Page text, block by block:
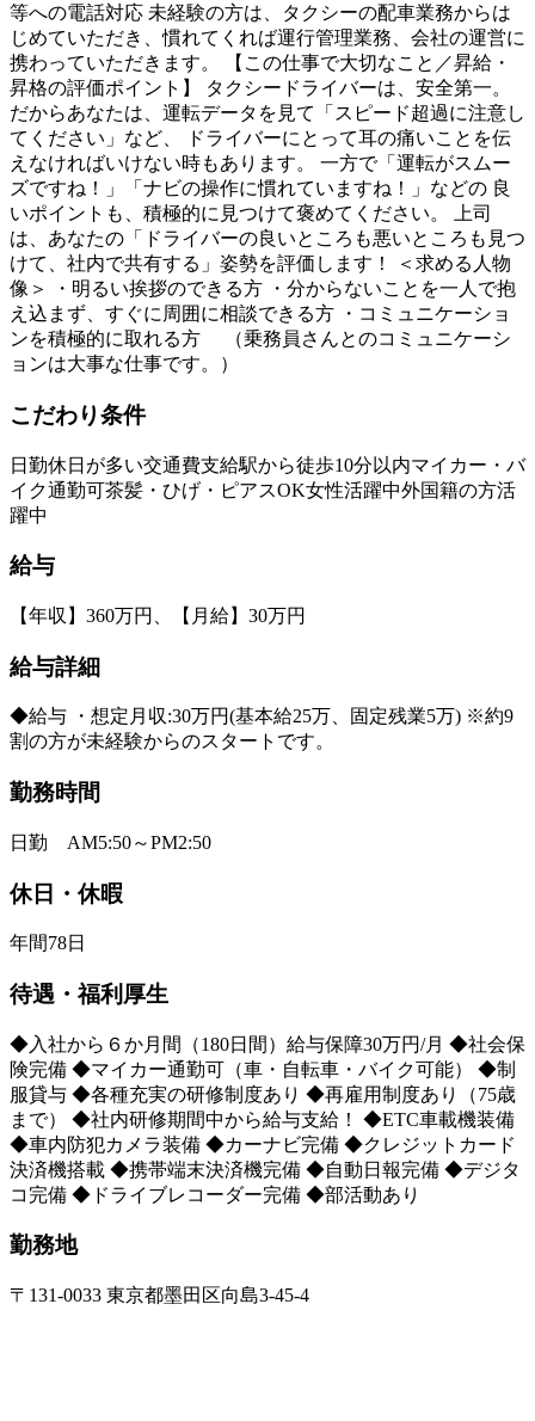
等への電話対応 未経験の方は、タクシーの配車業務からは
じめていただき、慣れてくれば運行管理業務、会社の運営に
携わっていただきます。 【この仕事で大切なこと／昇給・
昇格の評価ポイント】 タクシードライバーは、安全第一。
だからあなたは、運転データを見て「スピード超過に注意し
てください」など、 ドライバーにとって耳の痛いことを伝
えなければいけない時もあります。 一方で「運転がスムー
ズですね！」「ナビの操作に慣れていますね！」などの 良
いポイントも、積極的に見つけて褒めてください。 上司
は、あなたの「ドライバーの良いところも悪いところも見つ
けて、社内で共有する」姿勢を評価します！ ＜求める人物
像＞ ・明るい挨拶のできる方 ・分からないことを一人で抱
え込まず、すぐに周囲に相談できる方 ・コミュニケーショ
ンを積極的に取れる方 （乗務員さんとのコミュニケーシ
ョンは大事な仕事です。）
こだわり条件
日勤休日が多い交通費支給駅から徒歩10分以内マイカー・バ
イク通勤可茶髪・ひげ・ピアスOK女性活躍中外国籍の方活
躍中
給与
【年収】360万円、【月給】30万円
給与詳細
◆給与 ・想定月収:30万円(基本給25万、固定残業5万) ※約9
割の方が未経験からのスタートです。
勤務時間
日勤 AM5:50～PM2:50
休日・休暇
年間78日
待遇・福利厚生
◆入社から６か月間（180日間）給与保障30万円/月 ◆社会保
険完備 ◆マイカー通勤可（車・自転車・バイク可能） ◆制
服貸与 ◆各種充実の研修制度あり ◆再雇用制度あり（75歳
まで） ◆社内研修期間中から給与支給！ ◆ETC車載機装備
◆車内防犯カメラ装備 ◆カーナビ完備 ◆クレジットカード
決済機搭載 ◆携帯端末決済機完備 ◆自動日報完備 ◆デジタ
コ完備 ◆ドライブレコーダー完備 ◆部活動あり
勤務地
〒131-0033 東京都墨田区向島3-45-4